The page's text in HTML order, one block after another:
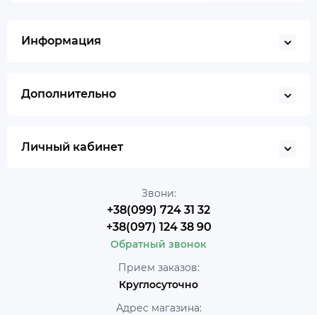
Информация
Дополнительно
Личный кабинет
Звони:
+38(099) 724 31 32
+38(097) 124 38 90
Обратный звонок
Прием заказов:
Круглосуточно
Адрес магазина: